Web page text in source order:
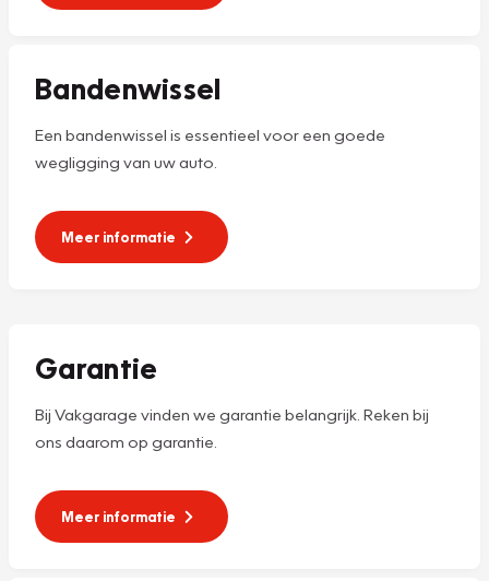
Bandenwissel
Een bandenwissel is essentieel voor een goede
wegligging van uw auto.
Meer informatie
Garantie
Bij Vakgarage vinden we garantie belangrijk. Reken bij
ons daarom op garantie.
Meer informatie